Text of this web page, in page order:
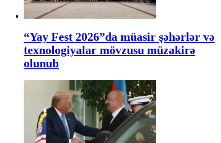
“Yay Fest 2026”da müasir şəhərlər və
texnologiyalar mövzusu müzakirə
olunub